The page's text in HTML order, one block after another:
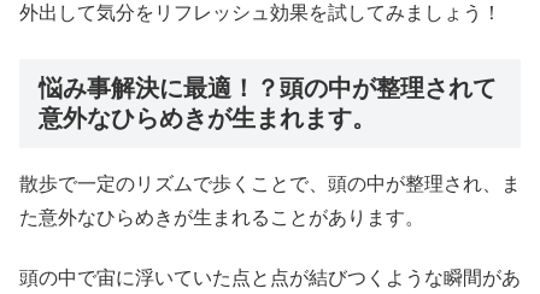
外出して気分をリフレッシュ効果を試してみましょう！
悩み事解決に最適！？頭の中が整理されて
意外なひらめきが生まれます。
散歩で一定のリズムで歩くことで、頭の中が整理され、ま
た意外なひらめきが生まれることがあります。
頭の中で宙に浮いていた点と点が結びつくような瞬間があ